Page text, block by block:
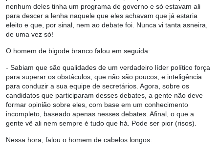
nenhum deles tinha um programa de governo e só estavam ali
para descer a lenha naquele que eles achavam que já estaria
eleito e que, por sinal, nem ao debate foi. Nunca vi tanta asneira,
de uma vez só!
O homem de bigode branco falou em seguida:
- Sabiam que são qualidades de um verdadeiro líder político força
para superar os obstáculos, que não são poucos, e inteligência
para conduzir a sua equipe de secretários. Agora, sobre os
candidatos que participaram desses debates, a gente não deve
formar opinião sobre eles, com base em um conhecimento
incompleto, baseado apenas nesses debates. Afinal, o que a
gente vê ali nem sempre é tudo que há. Pode ser pior (risos).
Nessa hora, falou o homem de cabelos longos: